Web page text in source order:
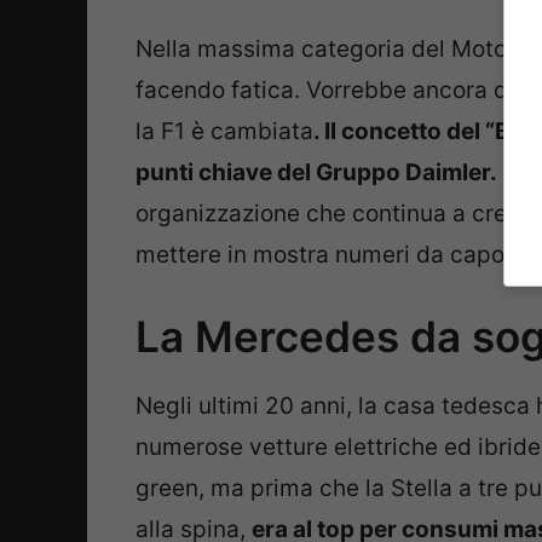
Nella massima categoria del
facendo fatica. Vorrebbe ancora
la F1 è cambiata. Il concetto del
punti chiave del Gruppo Daimler.
organizzazione che continua a
mettere in mostra numeri da capo
La Mercedes da
Negli ultimi 20 anni, la casa
numerose vetture elettriche ed
green, ma prima che la Stella a tre
alla spina, era al top per consumi